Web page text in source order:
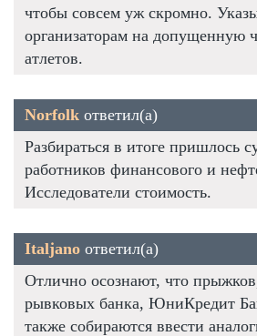
чтобы совсем уж скромно.
организаторам на допущенную
атлетов.
Norfolk ответил(а)
Разбираться в итоге пришлось
работников финансового и
Исследователи стоимость.
Italjano ответил(а)
Отлично осознают, что
рывковых банка, ЮниКредит
также собираются ввести